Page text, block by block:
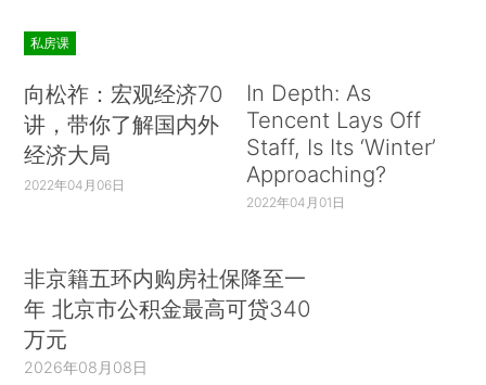
私房课
向松祚：宏观经济70
讲，带你了解国内外
经济大局
2022年04月06日
In Depth: As
Tencent Lays Off
Staff, Is Its ‘Winter’
Approaching?
2022年04月01日
非京籍五环内购房社保降至一
年 北京市公积金最高可贷340
万元
2026年08月08日